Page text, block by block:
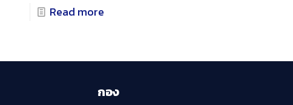
Read more
กอง